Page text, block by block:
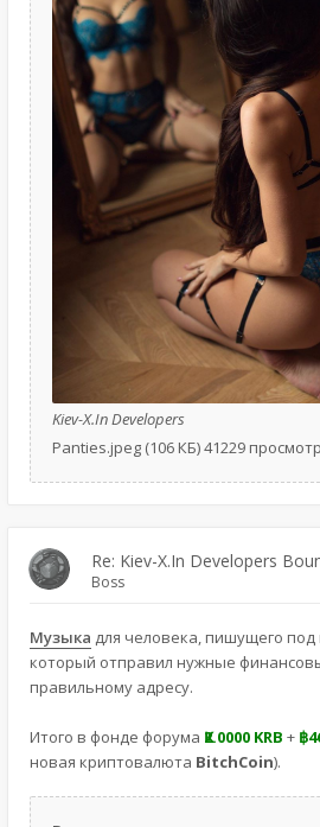
Kiev-X.In Developers
Panties.jpeg (106 КБ) 41229
Re: Kiev-X.In Developers
Boss
Музыка для человека, пишущего
который отправил нужные
правильному адресу.
Итого в фонде форума Ҝ2.0000 KRB + ฿
новая криптовалюта BitchCoin).